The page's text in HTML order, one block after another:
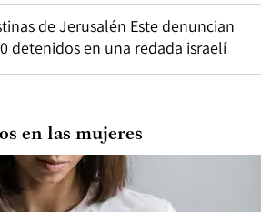
de Jerusalén Este denuncian
detenidos en una redada israelí
en las mujeres